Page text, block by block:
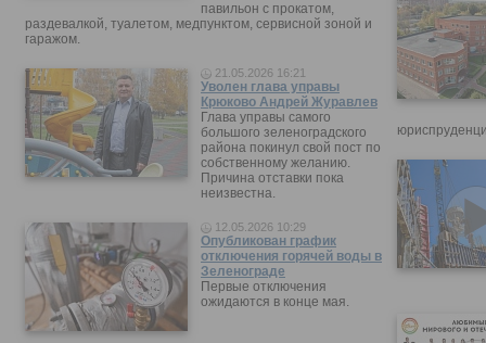
павильон с прокатом,
раздевалкой, туалетом, медпунктом, сервисной зоной и
гаражом.
21.05.2026 16:21
Уволен глава управы
Крюково Андрей Журавлев
Глава управы самого
большого зеленоградского
района покинул свой пост по
собственному желанию.
Причина отставки пока
неизвестна.
12.05.2026 10:29
Опубликован график
отключения горячей воды в
Зеленограде
Первые отключения
ожидаются в конце мая.